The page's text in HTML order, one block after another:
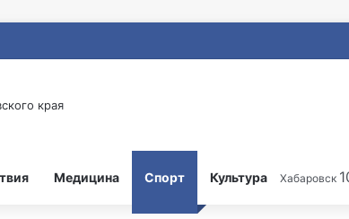
Медицина Спорт Культура Хабаровск